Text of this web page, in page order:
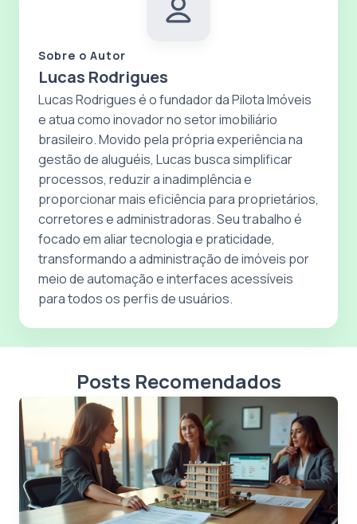
Sobre o Autor
Lucas Rodrigues
Lucas Rodrigues é o fundador da Pilota Imóveis
e atua como inovador no setor imobiliário
brasileiro. Movido pela própria experiência na
gestão de aluguéis, Lucas busca simplificar
processos, reduzir a inadimplência e
proporcionar mais eficiência para proprietários,
corretores e administradoras. Seu trabalho é
focado em aliar tecnologia e praticidade,
transformando a administração de imóveis por
meio de automação e interfaces acessíveis
para todos os perfis de usuários.
Posts Recomendados